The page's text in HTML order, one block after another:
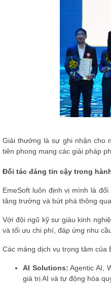
Giải thưởng là sự ghi nhận cho
tiên phong mang các giải pháp
Đối tác đáng tin cậy trong
EmeSoft luôn định vị mình là
tăng trưởng và bứt phá thông
Với đội ngũ kỹ sư giàu kinh
và tối ưu chi phí, đáp ứng nhu
Các mảng dịch vụ trọng tâm của
AI Solutions: Agentic AI,
giá trị AI và tự động hóa